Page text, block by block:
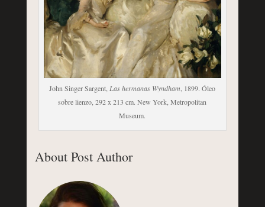
John Singer Sargent, Las hermanas Wyndham , 1899. Óleo
sobre lienzo, 292 x 213 cm. New York, Metropolitan
Museum.
About Post Author